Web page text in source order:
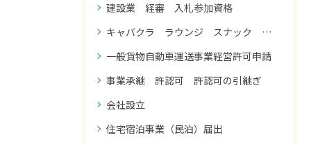
建設業 経審 入札参加資格
キャバクラ ラウンジ スナック コンカフェ 風俗営業１号許可
一般貨物自動車運送事業経営許可申請
事業承継 許認可 許認可の引継ぎ
会社設立
住宅宿泊事業（民泊）届出